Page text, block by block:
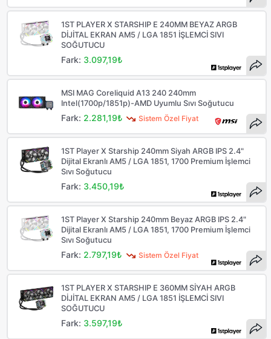
1ST PLAYER X STARSHIP E 240MM BEYAZ ARGB
DİJİTAL EKRAN AM5 / LGA 1851 İŞLEMCİ SIVI
SOĞUTUCU
Fark: 3.097,19₺
Sistem Özel Fiyat
MSI MAG Coreliquid A13 240 240mm
Intel(1700p/1851p)-AMD Uyumlu Sıvı Soğutucu
Fark: 2.281,19₺
1ST Player X Starship 240mm Siyah ARGB IPS 2.4"
Dijital Ekranlı AM5 / LGA 1851, 1700 Premium İşlemci
Sıvı Soğutucu
Fark: 3.450,19₺
Sistem Özel Fiyat
1ST Player X Starship 240mm Beyaz ARGB IPS 2.4"
Dijital Ekranlı AM5 / LGA 1851, 1700 Premium İşlemci
Sıvı Soğutucu
Fark: 2.797,19₺
1ST PLAYER X STARSHIP E 360MM SİYAH ARGB
DİJİTAL EKRAN AM5 / LGA 1851 İŞLEMCİ SIVI
SOĞUTUCU
Fark: 3.597,19₺